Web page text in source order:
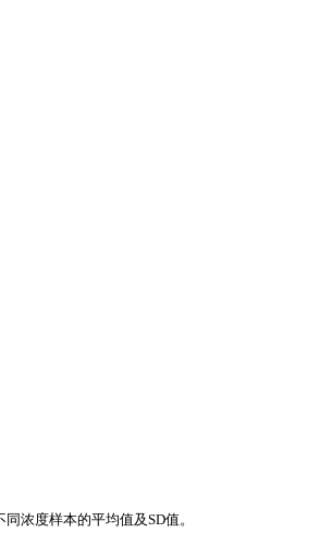
浓度样本的平均值及SD值。